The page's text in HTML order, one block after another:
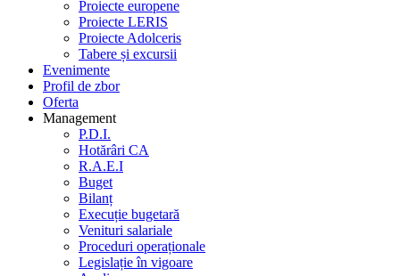
Proiecte europene
Proiecte LERIS
Proiecte Adolceris
Tabere și excursii
Evenimente
Profil de zbor
Oferta
Management
P.D.I.
Hotărâri CA
R.A.E.I
Buget
Bilanț
Execuție bugetară
Venituri salariale
Proceduri operaționale
Legislație în vigoare